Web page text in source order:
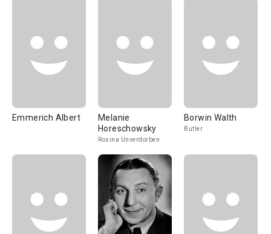
Emmerich Albert
Melanie
Horeschowsky
Rosina Unverdorben
Borwin Walth
Butler